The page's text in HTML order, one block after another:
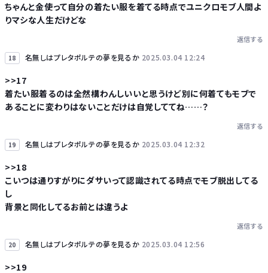
ちゃんと金使って自分の着たい服を着てる時点でユニクロモブ人間よ
りマシな人生だけどな
返信する
18 名無しはプレタポルテの夢を見るか 2025.03.04 12:24
>>17
着たい服着るのは全然構わんしいいと思うけど別に何着てもモブで
あることに変わりはないことだけは自覚しててね……？
返信する
19 名無しはプレタポルテの夢を見るか 2025.03.04 12:32
>>18
こいつは通りすがりにダサいって認識されてる時点でモブ脱出してる
し
背景と同化してるお前とは違うよ
返信する
20 名無しはプレタポルテの夢を見るか 2025.03.04 12:56
>>19